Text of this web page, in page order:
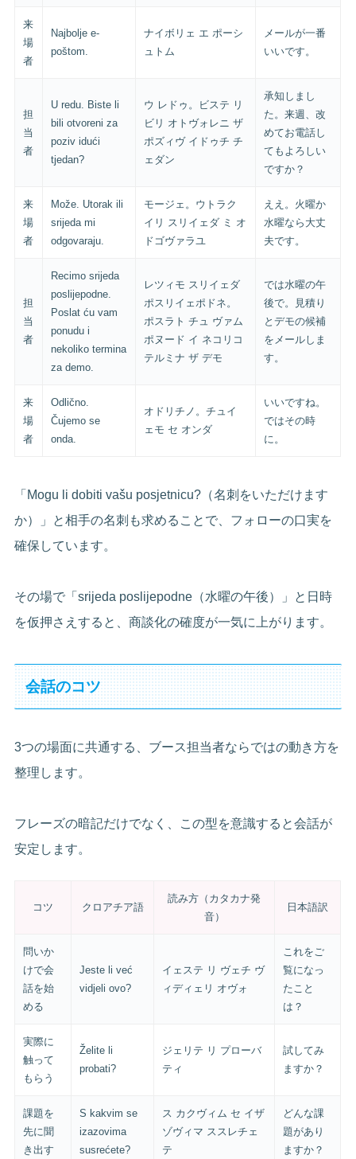
来
場
者
Najbolje e-
poštom.
ナイボリェ エ ポーシ
ュトム
メールが一番
いいです。
担
当
者
U redu. Biste li
bili otvoreni za
poziv idući
tjedan?
ウ レドゥ。ビステ リ
ビリ オトヴォレニ ザ
ポズィヴ イドゥチ チ
ェダン
承知しまし
た。来週、改
めてお電話し
てもよろしい
ですか？
来
場
者
Može. Utorak ili
srijeda mi
odgovaraju.
モージェ。ウトラク
イリ スリイェダ ミ オ
ドゴヴァラユ
ええ。火曜か
水曜なら大丈
夫です。
担
当
者
Recimo srijeda
poslijepodne.
Poslat ću vam
ponudu i
nekoliko termina
za demo.
レツィモ スリイェダ
ポスリイェポドネ。
ポスラト チュ ヴァム
ポヌード イ ネコリコ
テルミナ ザ デモ
では水曜の午
後で。見積り
とデモの候補
をメールしま
す。
来
場
者
Odlično.
Čujemo se
onda.
オドリチノ。チュイ
ェモ セ オンダ
いいですね。
ではその時
に。
「Mogu li dobiti vašu posjetnicu?（名刺をいただけます
か）」と相手の名刺も求めることで、フォローの口実を
確保しています。
その場で「srijeda poslijepodne（水曜の午後）」と日時
を仮押さえすると、商談化の確度が一気に上がります。
会話のコツ
3つの場面に共通する、ブース担当者ならではの動き方を
整理します。
フレーズの暗記だけでなく、この型を意識すると会話が
安定します。
コツ クロアチア語
読み方（カタカナ発
音）
日本語訳
問いか
けで会
話を始
める
Jeste li već
vidjeli ovo?
イェステ リ ヴェチ ヴ
ィディェリ オヴォ
これをご
覧になっ
たこと
は？
実際に
触って
もらう
Želite li
probati?
ジェリテ リ プローバ
ティ
試してみ
ますか？
課題を
先に聞
き出す
S kakvim se
izazovima
susrećete?
ス カクヴィム セ イザ
ゾヴィマ ススレチェ
テ
どんな課
題があり
ますか？